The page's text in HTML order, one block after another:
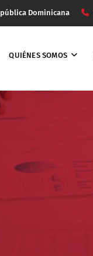
Dominicana
QUIÉNES SOMOS